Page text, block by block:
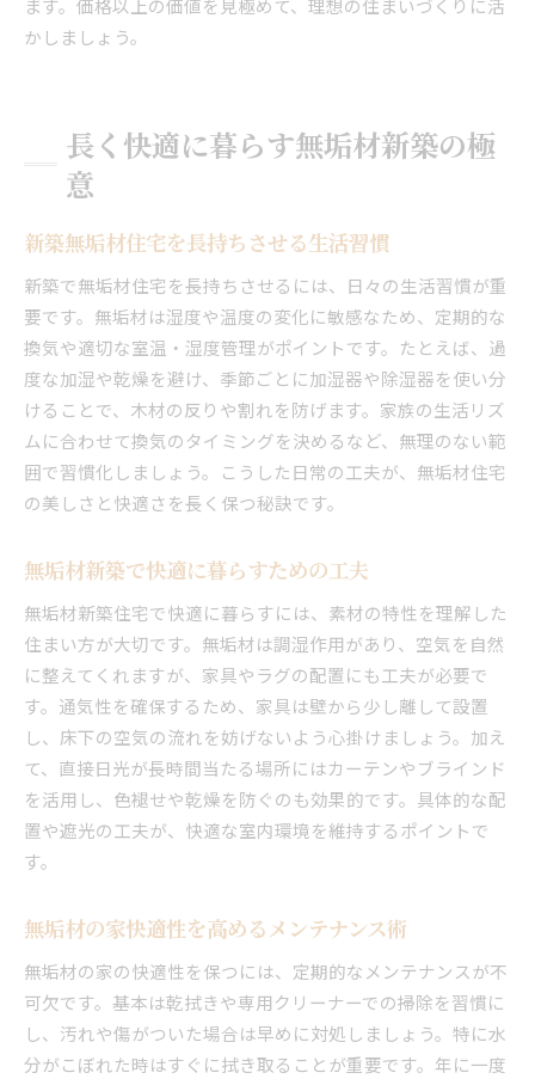
ます。価格以上の価値を見極めて、理想の住まいづくりに活
かしましょう。
長く快適に暮らす無垢材新築の極
意
新築無垢材住宅を長持ちさせる生活習慣
新築で無垢材住宅を長持ちさせるには、日々の生活習慣が重
要です。無垢材は湿度や温度の変化に敏感なため、定期的な
換気や適切な室温・湿度管理がポイントです。たとえば、過
度な加湿や乾燥を避け、季節ごとに加湿器や除湿器を使い分
けることで、木材の反りや割れを防げます。家族の生活リズ
ムに合わせて換気のタイミングを決めるなど、無理のない範
囲で習慣化しましょう。こうした日常の工夫が、無垢材住宅
の美しさと快適さを長く保つ秘訣です。
無垢材新築で快適に暮らすための工夫
無垢材新築住宅で快適に暮らすには、素材の特性を理解した
住まい方が大切です。無垢材は調湿作用があり、空気を自然
に整えてくれますが、家具やラグの配置にも工夫が必要で
す。通気性を確保するため、家具は壁から少し離して設置
し、床下の空気の流れを妨げないよう心掛けましょう。加え
て、直接日光が長時間当たる場所にはカーテンやブラインド
を活用し、色褪せや乾燥を防ぐのも効果的です。具体的な配
置や遮光の工夫が、快適な室内環境を維持するポイントで
す。
無垢材の家快適性を高めるメンテナンス術
無垢材の家の快適性を保つには、定期的なメンテナンスが不
可欠です。基本は乾拭きや専用クリーナーでの掃除を習慣に
し、汚れや傷がついた場合は早めに対処しましょう。特に水
分がこぼれた時はすぐに拭き取ることが重要です。年に一度